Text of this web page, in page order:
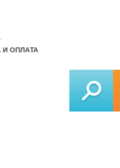
И ОПЛАТА